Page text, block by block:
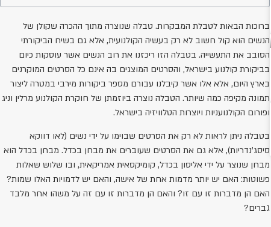
ברוכות הבאות לטבלת המבקרות. טבלה שנוצרה מתוך ההכרה שקולן של
הנשים הוא קול חשוב לא רק בעשיה הקולנועית, אלא גם בשיח הביקורתי
הסובב את התעשייה. בטבלה הזו ריכזנו את רוב הנשים אשר עוסקות כיום
בביקורת קולנוע בישראל, והסרטים המוצגים בה אינם כל הסרטים המוקרנים
בארץ היום, אלא אלו אשר קיבלנו עבורם מספר ביקורות מירבי במטרה ליצור
תמונה מקיפה כמה שיותר. הטבלה נוצרה ביוזמתן של חוקרת הקולנוע מרלין וניג
ופורום הקולנועניות ויוצרות הטלוויזיה בישראל.
בטבלה ניתן לראות לא רק את הסרטים שבוימו על ידי נשים (לאו דווקא
סיסג'נדריות), אלא גם את הסרטים שעוברים את מבחן בכדל. מבחן בכדל הוא
מבחן שנוצר על ידי אליסון בכדל, קומיקסאית אמריקאית, ובו שלוש שאלות
פשוטות: האם יש יותר מדמות אחת של אישה, והאם יש לדמויות האלו שמות?
האם הן מדברות זו עם זו? והאם הן מדברות זו עם זה על משהו אחר מלבד
גברים?